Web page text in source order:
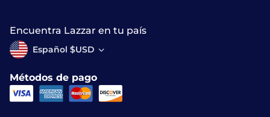
Encuentra Lazzar en tu país
Español $USD
Métodos de pago